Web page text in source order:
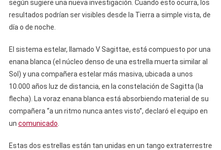
según sugiere una nueva investigación. Cuando esto ocurra, los
resultados podrían ser visibles desde la Tierra a simple vista, de
día o de noche.
El sistema estelar, llamado V Sagittae, está compuesto por una
enana blanca (el núcleo denso de una estrella muerta similar al
Sol) y una compañera estelar más masiva, ubicada a unos
10.000 años luz de distancia, en la constelación de Sagitta (la
flecha). La voraz enana blanca está absorbiendo material de su
compañera “a un ritmo nunca antes visto”, declaró el equipo en
un comunicado
Estas dos estrellas están tan unidas en un tango extraterrestre